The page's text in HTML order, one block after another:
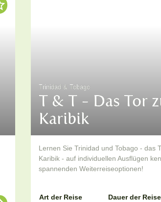
Trinidad & Tobago
T & T - Das Tor
Karibik
Lernen Sie Trinidad und Tobago - das
Karibik - auf individuellen Ausflügen
spannenden Weiterreiseoptionen!
Art der Reise
Dauer der Reise